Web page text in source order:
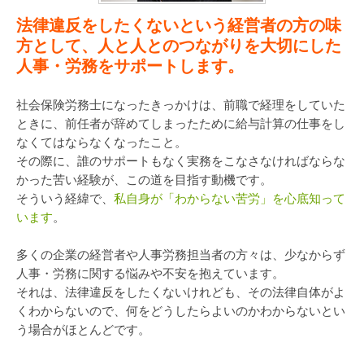
法律違反をしたくないという経営者の方の味
方として、人と人とのつながりを大切にした
人事・労務をサポートします。
社会保険労務士になったきっかけは、前職で経理をしていた
ときに、前任者が辞めてしまったために給与計算の仕事をし
なくてはならなくなったこと。
その際に、誰のサポートもなく実務をこなさなければならな
かった苦い経験が、この道を目指す動機です。
そういう経緯で、 私自身が「わからない苦労」を心底知って
います。
多くの企業の経営者や人事労務担当者の方々は、少なからず
人事・労務に関する悩みや不安を抱えています。
それは、法律違反をしたくないけれども、その法律自体がよ
くわからないので、何をどうしたらよいのかわからないとい
う場合がほとんどです。